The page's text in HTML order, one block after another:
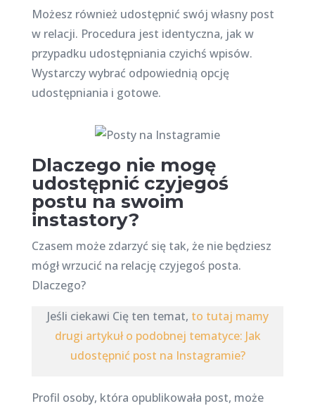
Możesz również udostępnić swój własny post
w relacji. Procedura jest identyczna, jak w
przypadku udostępniania czyichś wpisów.
Wystarczy wybrać odpowiednią opcję
udostępniania i gotowe.
Dlaczego nie mogę
udostępnić czyjegoś
postu na swoim
instastory?
Czasem może zdarzyć się tak, że nie będziesz
mógł wrzucić na relację czyjegoś posta.
Dlaczego?
Jeśli ciekawi Cię ten temat, to tutaj mamy
drugi artykuł o podobnej tematyce: Jak
udostępnić post na Instagramie?
Profil osoby, która opublikowała post, może